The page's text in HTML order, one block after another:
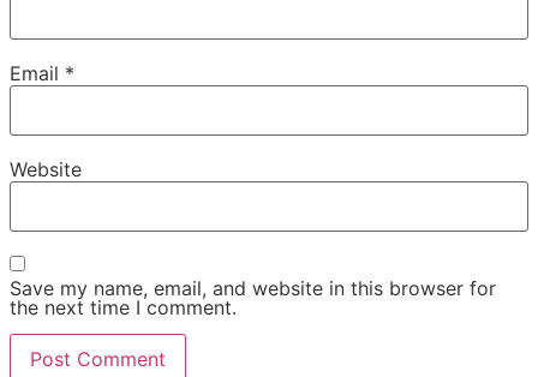
Email *
Website
Save my name, email, and website in this browser for
the next time I comment.